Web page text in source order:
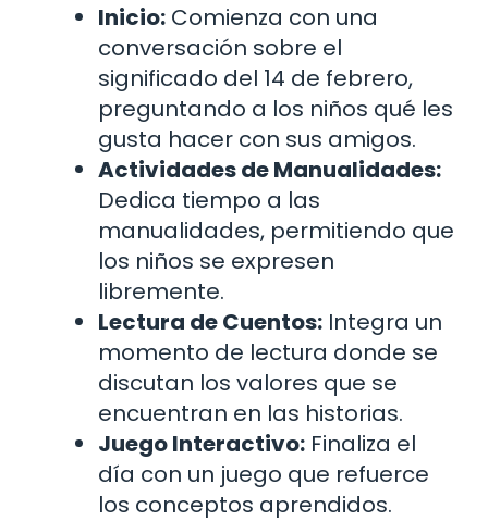
Inicio: Comienza con una
conversación sobre el
significado del 14 de febrero,
preguntando a los niños qué les
gusta hacer con sus amigos.
Actividades de Manualidades:
Dedica tiempo a las
manualidades, permitiendo que
los niños se expresen
libremente.
Lectura de Cuentos: Integra un
momento de lectura donde se
discutan los valores que se
encuentran en las historias.
Juego Interactivo: Finaliza el
día con un juego que refuerce
los conceptos aprendidos.